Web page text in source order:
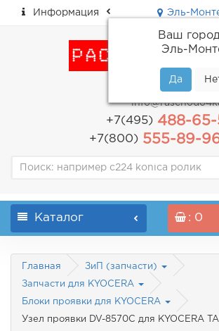
Информация Эль-
Ваш
Эль-
пн-пт: с 9.00 до
+7(495)488-65-
+7(800)555-89-
Каталог : 0
Главная ЗиП (запчасти)
Запчасти для KYOCERA
Блоки проявки для KYOCERA
Узел проявки DV-8570C для KYOCERA